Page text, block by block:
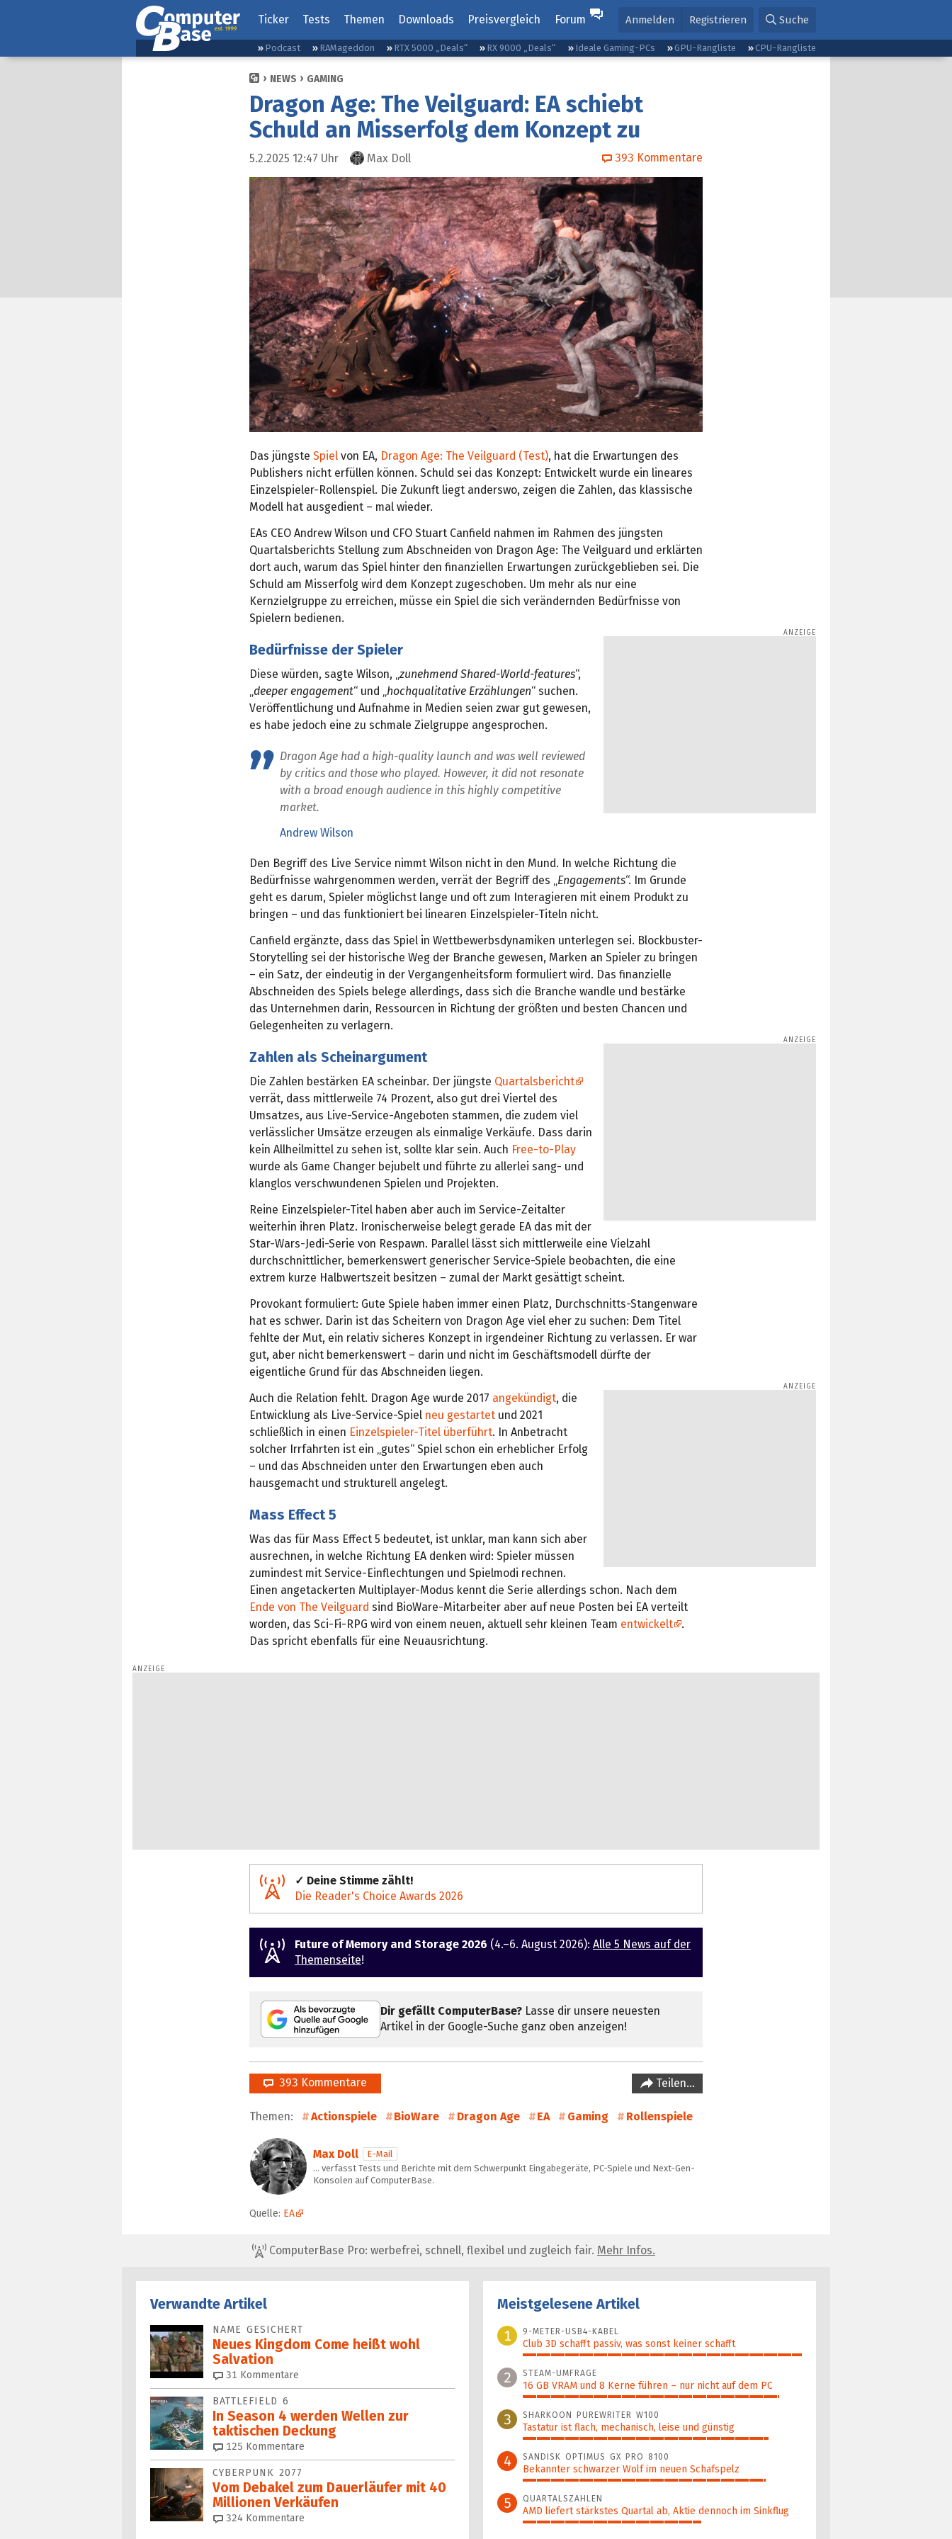
Ticker Tests Themen Downloads Preisvergleich Forum Anmelden Registrieren Suche
Podcast RAMageddon RTX 5000 „Deals“ RX 9000 „Deals“ Ideale Gaming-PCs GPU-Rangliste CPU-Rangliste
NEWS GAMING
Dragon Age: The Veilguard: EA schiebt
Schuld an Misserfolg dem Konzept zu
5.2.2025 12:47 Uhr Max Doll 393 Kommentare
Das jüngste Spiel von EA, Dragon Age: The Veilguard (Test), hat die Erwartungen des
Publishers nicht erfüllen können. Schuld sei das Konzept: Entwickelt wurde ein lineares
Einzelspieler-Rollenspiel. Die Zukunft liegt anderswo, zeigen die Zahlen, das klassische
Modell hat ausgedient – mal wieder.
EAs CEO Andrew Wilson und CFO Stuart Canfield nahmen im Rahmen des jüngsten
Quartalsberichts Stellung zum Abschneiden von Dragon Age: The Veilguard und erklärten
dort auch, warum das Spiel hinter den finanziellen Erwartungen zurückgeblieben sei. Die
Schuld am Misserfolg wird dem Konzept zugeschoben. Um mehr als nur eine
Kernzielgruppe zu erreichen, müsse ein Spiel die sich verändernden Bedürfnisse von
Spielern bedienen.
Bedürfnisse der Spieler
Diese würden, sagte Wilson, „zunehmend Shared-World-features“,
„deeper engagement“ und „hochqualitative Erzählungen“ suchen.
Veröffentlichung und Aufnahme in Medien seien zwar gut gewesen,
es habe jedoch eine zu schmale Zielgruppe angesprochen.
Dragon Age had a high-quality launch and was well reviewed
by critics and those who played. However, it did not resonate
with a broad enough audience in this highly competitive
market.
Andrew Wilson
Den Begriff des Live Service nimmt Wilson nicht in den Mund. In welche Richtung die
Bedürfnisse wahrgenommen werden, verrät der Begriff des „Engagements“. Im Grunde
geht es darum, Spieler möglichst lange und oft zum Interagieren mit einem Produkt zu
bringen – und das funktioniert bei linearen Einzelspieler-Titeln nicht.
Canfield ergänzte, dass das Spiel in Wettbewerbsdynamiken unterlegen sei. Blockbuster-
Storytelling sei der historische Weg der Branche gewesen, Marken an Spieler zu bringen
– ein Satz, der eindeutig in der Vergangenheitsform formuliert wird. Das finanzielle
Abschneiden des Spiels belege allerdings, dass sich die Branche wandle und bestärke
das Unternehmen darin, Ressourcen in Richtung der größten und besten Chancen und
Gelegenheiten zu verlagern.
Zahlen als Scheinargument
Die Zahlen bestärken EA scheinbar. Der jüngste Quartalsbericht
verrät, dass mittlerweile 74 Prozent, also gut drei Viertel des
Umsatzes, aus Live-Service-Angeboten stammen, die zudem viel
verlässlicher Umsätze erzeugen als einmalige Verkäufe. Dass darin
kein Allheilmittel zu sehen ist, sollte klar sein. Auch Free-to-Play
wurde als Game Changer bejubelt und führte zu allerlei sang- und
klanglos verschwundenen Spielen und Projekten.
Reine Einzelspieler-Titel haben aber auch im Service-Zeitalter
weiterhin ihren Platz. Ironischerweise belegt gerade EA das mit der
Star-Wars-Jedi-Serie von Respawn. Parallel lässt sich mittlerweile eine Vielzahl
durchschnittlicher, bemerkenswert generischer Service-Spiele beobachten, die eine
extrem kurze Halbwertszeit besitzen – zumal der Markt gesättigt scheint.
Provokant formuliert: Gute Spiele haben immer einen Platz, Durchschnitts-Stangenware
hat es schwer. Darin ist das Scheitern von Dragon Age viel eher zu suchen: Dem Titel
fehlte der Mut, ein relativ sicheres Konzept in irgendeiner Richtung zu verlassen. Er war
gut, aber nicht bemerkenswert – darin und nicht im Geschäftsmodell dürfte der
eigentliche Grund für das Abschneiden liegen.
Auch die Relation fehlt. Dragon Age wurde 2017 angekündigt, die
Entwicklung als Live-Service-Spiel neu gestartet und 2021
schließlich in einen Einzelspieler-Titel überführt. In Anbetracht
solcher Irrfahrten ist ein „gutes“ Spiel schon ein erheblicher Erfolg
– und das Abschneiden unter den Erwartungen eben auch
hausgemacht und strukturell angelegt.
Mass Effect 5
Was das für Mass Effect 5 bedeutet, ist unklar, man kann sich aber
ausrechnen, in welche Richtung EA denken wird: Spieler müssen
zumindest mit Service-Einflechtungen und Spielmodi rechnen.
Einen angetackerten Multiplayer-Modus kennt die Serie allerdings schon. Nach dem
Ende von The Veilguard sind BioWare-Mitarbeiter aber auf neue Posten bei EA verteilt
worden, das Sci-Fi-RPG wird von einem neuen, aktuell sehr kleinen Team entwickelt
.
Das spricht ebenfalls für eine Neuausrichtung.
✓ Deine Stimme zählt!
Die Reader's Choice Awards 2026
Future of Memory and Storage 2026 (4.–6. August 2026): Alle 5 News auf der
Themenseite!
Dir gefällt ComputerBase? Lasse dir unsere neuesten
Artikel in der Google-Suche ganz oben anzeigen!
393 Kommentare Teilen…
Themen: Actionspiele BioWare Dragon Age EA Gaming Rollenspiele
Max Doll
E-Mail
… verfasst Tests und Berichte mit dem Schwerpunkt Eingabegeräte, PC-Spiele und Next-Gen-
Konsolen auf ComputerBase.
Quelle: EA
ComputerBase Pro: werbefrei, schnell, flexibel und zugleich fair. Mehr Infos.
Verwandte Artikel
NAME GESICHERT
Neues Kingdom Come heißt wohl
Salvation
31 Kommentare
BATTLEFIELD 6
In Season 4 werden Wellen zur
taktischen Deckung
125 Kommentare
CYBERPUNK 2077
Vom Debakel zum Dauerläufer mit 40
Millionen Verkäufen
324 Kommentare
Meistgelesene Artikel
1
9-METER-USB4-KABEL
Club 3D schafft passiv, was sonst keiner schafft
100%
2 STEAM-UMFRAGE
16 GB VRAM und 8 Kerne führen – nur nicht auf dem PC
92%
3 SHARKOON PUREWRITER W100
Tastatur ist flach, mechanisch, leise und günstig
88%
4 SANDISK OPTIMUS GX PRO 8100
Bekannter schwarzer Wolf im neuen Schafspelz
87%
5 QUARTALSZAHLEN
AMD liefert stärkstes Quartal ab, Aktie dennoch im Sinkflug
64%